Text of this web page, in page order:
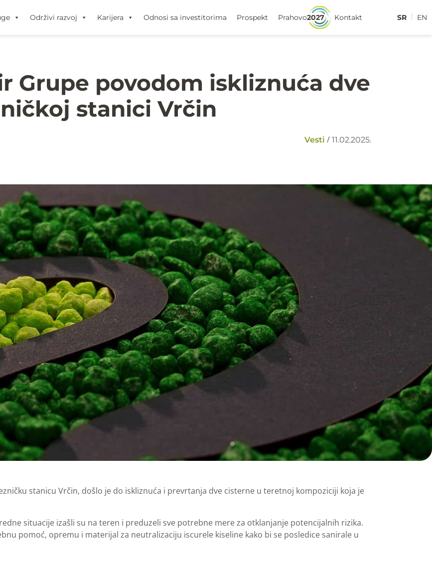
Održivi razvoj Karijera Odnosi sa investitorima Prospekt Prahovo2027 Kontakt SR EN
Grupe povodom iskliznuća dve
stanici Vrčin
Vesti / 11.02.2025.
stanicu Vrčin, došlo je do iskliznuća i prevrtanja dve cisterne u teretnoj kompoziciji koja je
situacije izašli su na teren i preduzeli sve potrebne mere za otklanjanje potencijalnih rizika.
pomoć, opremu i materijal za neutralizaciju iscurele kiseline kako bi se posledice sanirale u